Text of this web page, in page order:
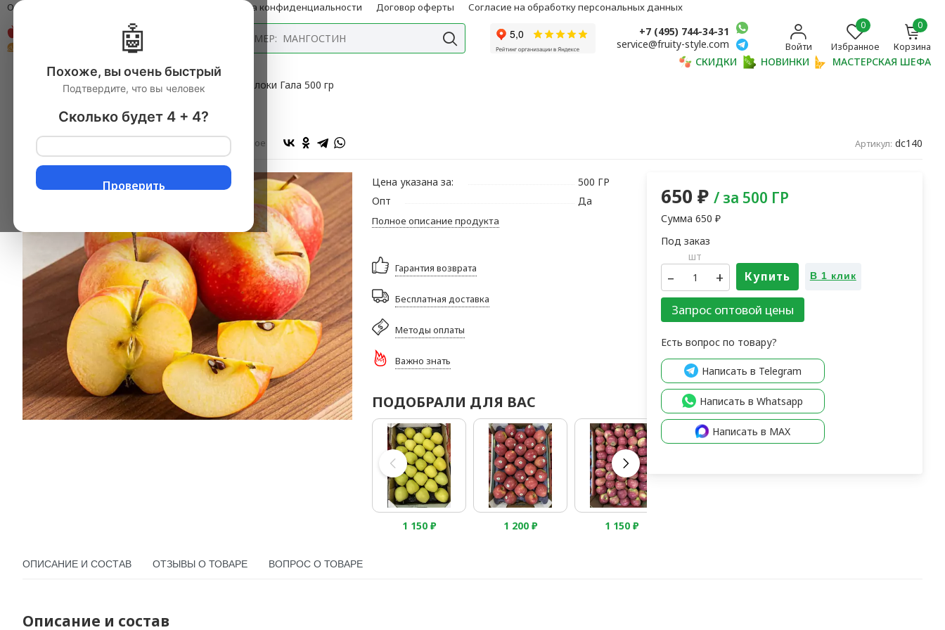
О компании Политика конфиденциальности Договор оферты Согласие на обработку персональных данных
Каталог
+7 (495) 744-34-31
service@fruity-style.com
Войти
0
Избранное
0
Корзина
СКИДКИ НОВИНКИ
МАСТЕРСКАЯ ШЕФА
→ Фрукты свежие▼ → Яблоки Яблоки Гала 500 гр
Яблоки Гала 500 гр
В избранное Артикул: dc140
Цена указана за:
500 ГР
Опт
Да
Полное описание продукта
Гарантия возврата
Бесплатная доставка
Методы оплаты
Важно знать
ПОДОБРАЛИ ДЛЯ ВАС
1 150 ₽ 1 200 ₽ 1 150 ₽
650 ₽ / за 500 ГР
Сумма 650 ₽
шт
– + Купить В 1 клик
Запрос оптовой цены
Есть вопрос по товару?
Написать в Telegram
Написать в Whatsapp
Написать в MAX
ОПИСАНИЕ И СОСТАВ ОТЗЫВЫ О ТОВАРЕ ВОПРОС О ТОВАРЕ
Описание и состав
🤖
Похоже, вы очень быстрый
Подтвердите, что вы человек
Сколько будет 4 + 4?
Проверить